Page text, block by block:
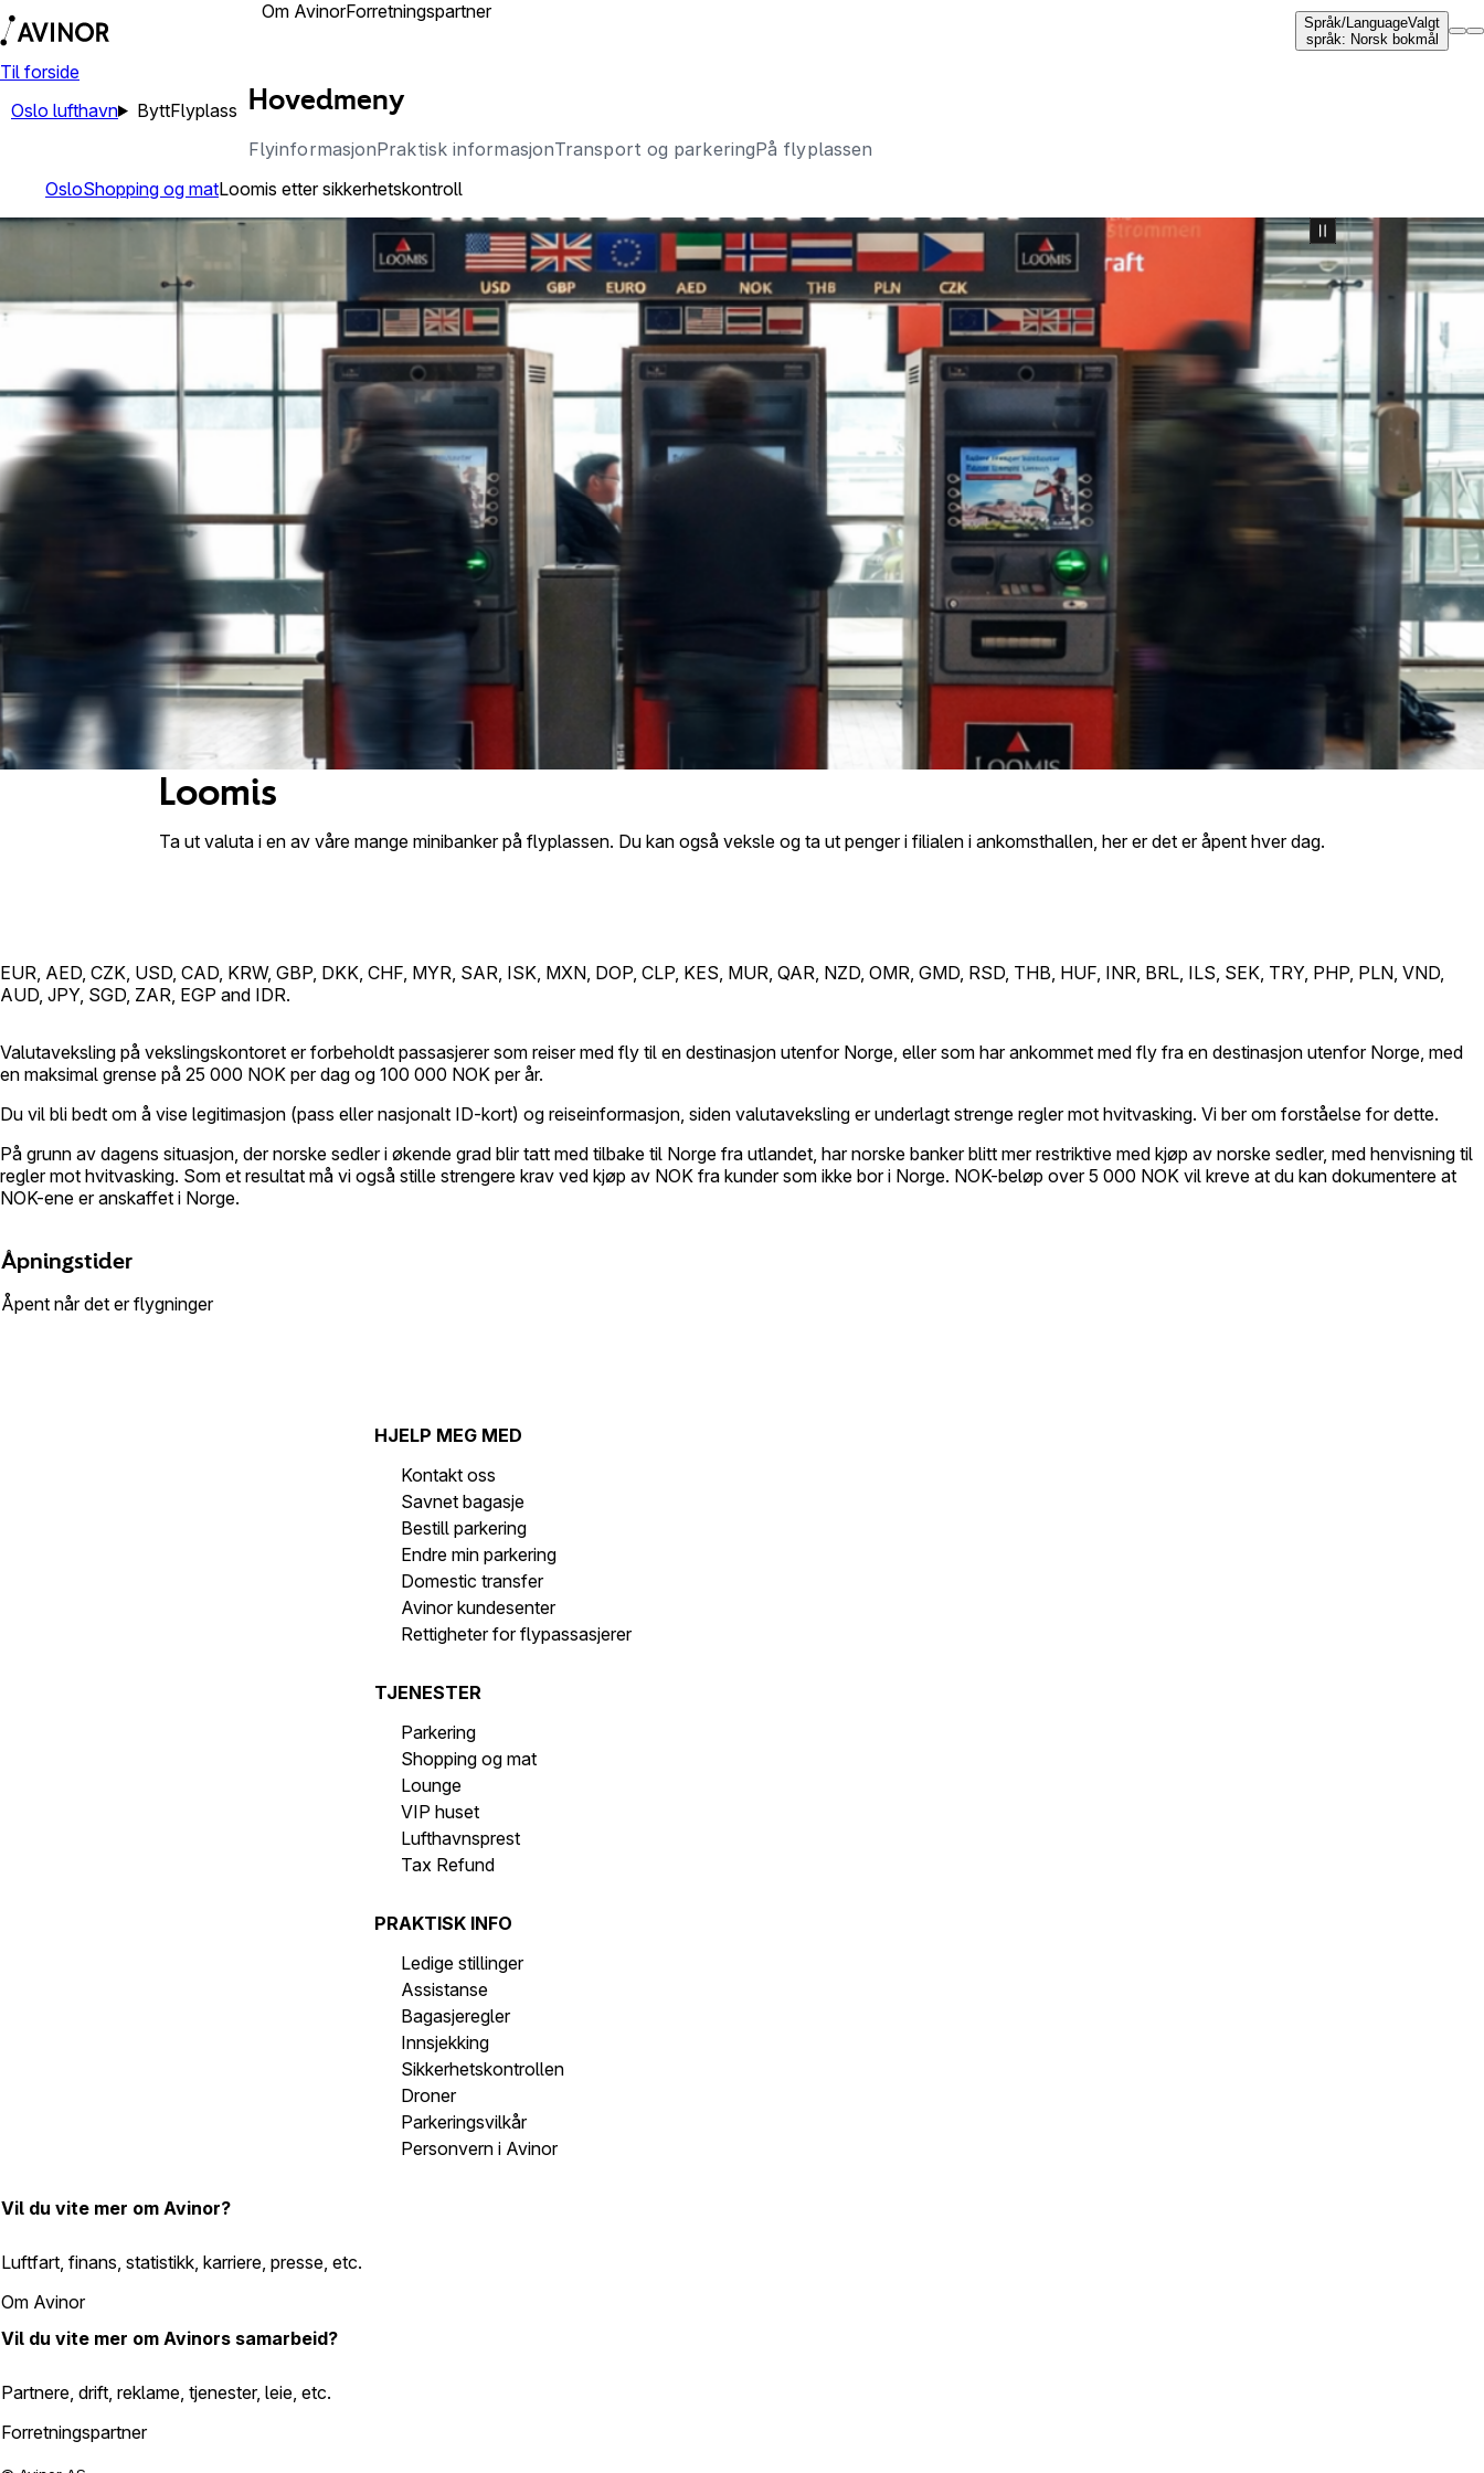
Til forside
Om AvinorForretningspartner
Oslo lufthavn ByttFlyplass Hovedmeny
FlyinformasjonPraktisk informasjonTransport og parkeringPå flyplassen
Språk/LanguageValgt
språk: Norsk bokmål
OsloShopping og matLoomis etter sikkerhetskontroll
Loomis
Ta ut valuta i en av våre mange minibanker på flyplassen. Du kan også veksle og ta ut penger i filialen i ankomsthallen, her er det er åpent hver dag.
EUR, AED, CZK, USD, CAD, KRW, GBP, DKK, CHF, MYR, SAR, ISK, MXN, DOP, CLP, KES, MUR, QAR, NZD, OMR, GMD, RSD, THB, HUF, INR, BRL, ILS, SEK, TRY, PHP, PLN, VND,
AUD, JPY, SGD, ZAR, EGP and IDR.
Valutaveksling på vekslingskontoret er forbeholdt passasjerer som reiser med fly til en destinasjon utenfor Norge, eller som har ankommet med fly fra en destinasjon utenfor Norge, med
en maksimal grense på 25 000 NOK per dag og 100 000 NOK per år.
Du vil bli bedt om å vise legitimasjon (pass eller nasjonalt ID-kort) og reiseinformasjon, siden valutaveksling er underlagt strenge regler mot hvitvasking. Vi ber om forståelse for dette.
På grunn av dagens situasjon, der norske sedler i økende grad blir tatt med tilbake til Norge fra utlandet, har norske banker blitt mer restriktive med kjøp av norske sedler, med henvisning til
regler mot hvitvasking. Som et resultat må vi også stille strengere krav ved kjøp av NOK fra kunder som ikke bor i Norge. NOK-beløp over 5 000 NOK vil kreve at du kan dokumentere at
NOK-ene er anskaffet i Norge.
Åpningstider
Åpent når det er flygninger
HJELP MEG MED
Kontakt oss
Savnet bagasje
Bestill parkering
Endre min parkering
Domestic transfer
Avinor kundesenter
Rettigheter for flypassasjerer
TJENESTER
Parkering
Shopping og mat
Lounge
VIP huset
Lufthavnsprest
Tax Refund
PRAKTISK INFO
Ledige stillinger
Assistanse
Bagasjeregler
Innsjekking
Sikkerhetskontrollen
Droner
Parkeringsvilkår
Personvern i Avinor
Vil du vite mer om Avinor?
Luftfart, finans, statistikk, karriere, presse, etc.
Om Avinor
Vil du vite mer om Avinors samarbeid?
Partnere, drift, reklame, tjenester, leie, etc.
Forretningspartner